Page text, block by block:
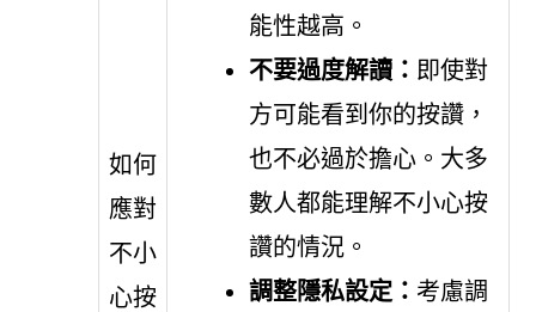
如何
應對
不小
心按
能性越高。
不要過度解讀： 即使對
方可能看到你的按讚，
也不必過於擔心。大多
數人都能理解不小心按
讚的情況。
調整隱私設定： 考慮調